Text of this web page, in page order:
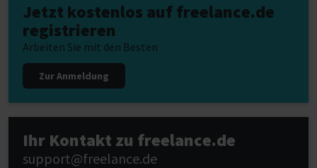
Jetzt kostenlos auf freelance.de
registrieren
Arbeiten Sie mit den Besten
Zur Anmeldung
Ihr Kontakt zu freelance.de
support@freelance.de